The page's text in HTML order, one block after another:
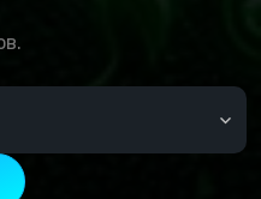
para a pasta
mods